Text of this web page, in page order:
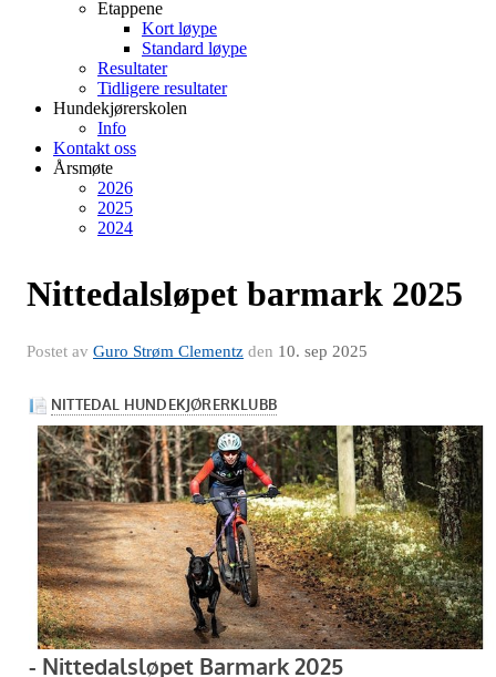
Etappene
Kort løype
Standard løype
Resultater
Tidligere resultater
Hundekjørerskolen
Info
Kontakt oss
Årsmøte
2026
2025
2024
Nittedalsløpet barmark 2025
Postet av Guro Strøm Clementz den 10. sep 2025